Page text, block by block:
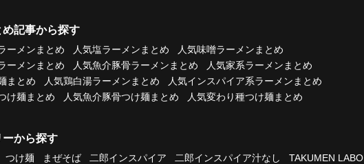
め記事から探す
ーメンまとめ 人気塩ラーメンまとめ
人気味噌ラーメンまとめ
ーメンまとめ
人気魚介豚骨ラーメンまとめ
人気家系ラーメンまとめ
まとめ
人気鶏白湯ラーメンまとめ
人気インスパイア系ラーメンまとめ
け麺まとめ
人気魚介豚骨つけ麺まとめ 人気変わり種つけ麺まとめ
ーから探す
つけ麺 まぜそば 二郎インスパイア 二郎インスパイア汁なし
TAKUMEN LABO